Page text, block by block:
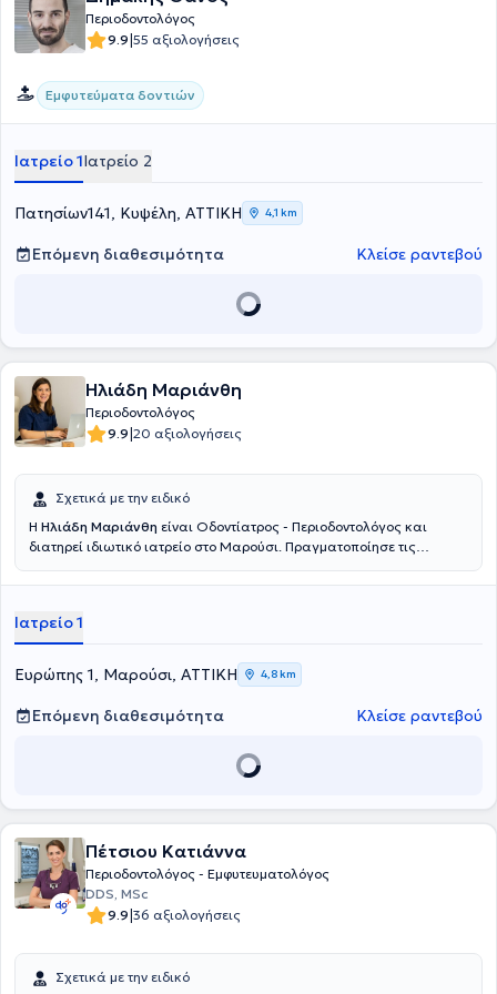
Περιοδοντολόγος
9.9|55 αξιολογήσεις
Εμφυτεύματα δοντιών
Ιατρείο 1Ιατρείο 2
Πατησίων141, Κυψέλη, ΑΤΤΙΚΗ 4,1 km
Επόμενη διαθεσιμότητα Κλείσε ραντεβού
Ηλιάδη Μαριάνθη
Περιοδοντολόγος
9.9|20 αξιολογήσεις
Σχετικά με την ειδικό
Η Ηλιάδη Μαριάνθη είναι Οδοντίατρος - Περιοδοντολόγος και
διατηρεί ιδιωτικό ιατρείο στο Μαρούσι. Πραγματοποίησε τις
και στην προσθετική σε πανεπιστήμια της Γερμανίας. Ακόμη,
διαθέτει εμπειρία έχοντας εργαστεί σε κλινικές της Γερμανίας.
Ιατρείο 1
Ευρώπης 1, Μαρούσι, ΑΤΤΙΚΗ 4,8 km
Επόμενη διαθεσιμότητα Κλείσε ραντεβού
Πέτσιου Κατιάννα
Περιοδοντολόγος - Εμφυτευματολόγος
DDS, MSc
9.9|36 αξιολογήσεις
Σχετικά με την ειδικό